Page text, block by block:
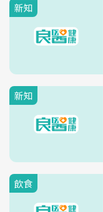
新知
新知
飲食